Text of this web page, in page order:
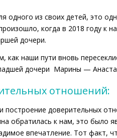
одного из своих детей, это
когда в 2018 году к
дочери.
наши пути вновь
дочери Марины —
отношений:
доверительных
обратилась к нам, это было
впечатление. Тот факт,